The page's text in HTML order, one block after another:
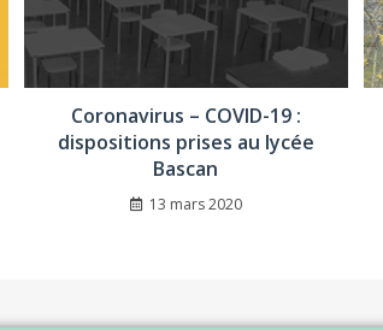
Coronavirus – COVID-19 :
dispositions prises au lycée
Bascan
13 mars 2020